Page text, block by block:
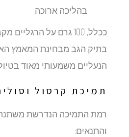
בהליכה ארוכה.
בתיק הגב מבחינת המאמץ
הנעליים משמעותי מאוד
תמיכת קרסול וסוליה
רמת התמיכה הנדרשת משתנה
והתנאים: